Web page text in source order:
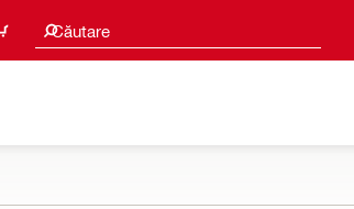
Căutare
Caută sugestii